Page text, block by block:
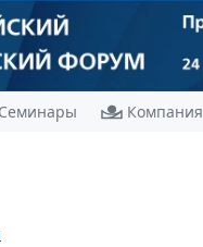
Семинары Компания